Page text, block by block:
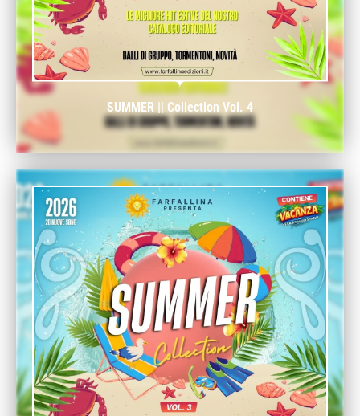
SUMMER || Collection Vol. 4